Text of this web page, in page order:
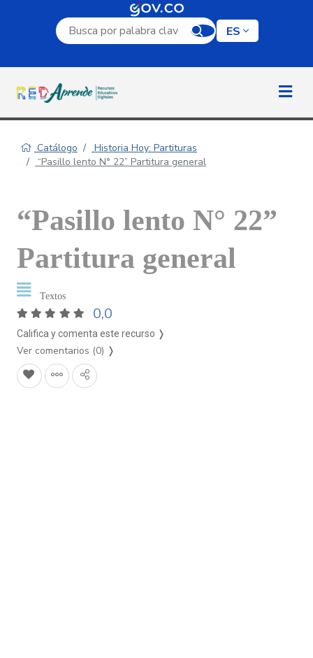
Campo de búsqueda por palabra clave
ES
Catálogo
Historia Hoy: Partituras
“Pasillo lento N° 22” Partitura general
“Pasillo lento N° 22”
Partitura general
Textos
0,0
Califica y comenta este recurso ❭
Ver comentarios (0) ❭